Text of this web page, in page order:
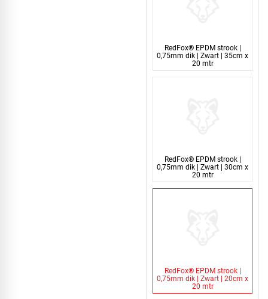
RedFox® EPDM strook |
0,75mm dik | Zwart | 35cm x
20 mtr
RedFox® EPDM strook |
0,75mm dik | Zwart | 30cm x
20 mtr
RedFox® EPDM strook |
0,75mm dik | Zwart | 20cm x
20 mtr